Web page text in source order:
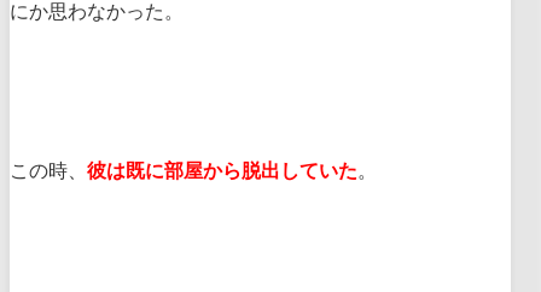
にか思わなかった。
この時、 彼は既に部屋から脱出していた。